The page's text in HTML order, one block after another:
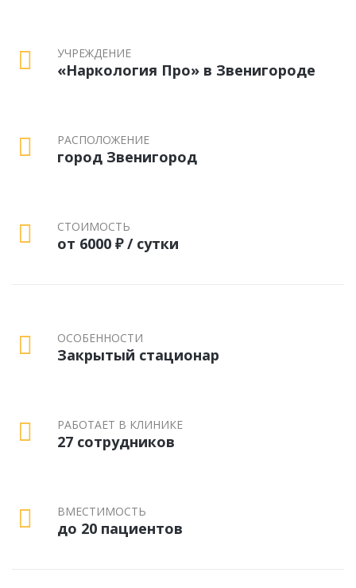
УЧРЕЖДЕНИЕ
«Наркология Про» в Звенигороде
РАСПОЛОЖЕНИЕ
город Звенигород
СТОИМОСТЬ
от 6000 ₽ / сутки
ОСОБЕННОСТИ
Закрытый стационар
РАБОТАЕТ В КЛИНИКЕ
27 сотрудников
ВМЕСТИМОСТЬ
до 20 пациентов